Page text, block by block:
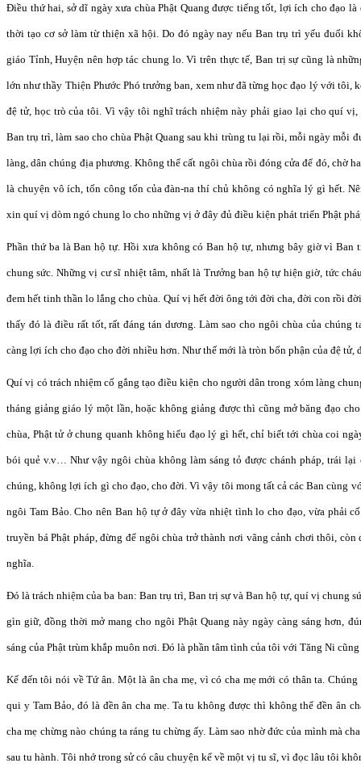
Điều thứ hai, sở dĩ ngày xưa chùa Phật Quang được tiếng tốt, lợi ích cho đạo
thời tạo cơ sở làm từ thiện xã hội. Do đó ngày nay nếu Ban trụ trì yếu đuối
giáo Tỉnh, Huyện nên hợp tác chung lo. Vì trên thực tế, Ban trị sự cũng là
lớn như thầy Thiện Phước Phó trưởng ban, xem như đã từng học đạo lý với tôi,
đệ tử, học trò của tôi. Vì vậy tôi nghĩ trách nhiệm này phải giao lại cho quí
Ban trụ trì, làm sao cho chùa Phật Quang sau khi trùng tu lại rồi, mỗi ngày mỗi
làng, dân chúng địa phương. Không thể cất ngôi chùa rồi đóng cửa để đó, chờ
là chuyện vô ích, tốn công tốn của đàn-na thí chủ không có nghĩa lý gì hết.
xin quí vị dòm ngó chung lo cho những vị ở đây đủ điều kiện phát triển Phật
Phần thứ ba là Ban hộ tự. Hồi xưa không có Ban hộ tự, nhưng bây giờ vì
chung sức. Những vị cư sĩ nhiệt tâm, nhất là Trưởng ban hộ tự hiện giờ, tức
đem hết tinh thần lo lắng cho chùa. Quí vị hết đời ông tới đời cha, đời con rồi
thấy đó là điều rất tốt, rất đáng tán dương. Làm sao cho ngôi chùa của chúng
càng lợi ích cho đạo cho đời nhiều hơn. Như thế mới là tròn bổn phận của đệ tử,
Quí vị có trách nhiệm cố gắng tạo điều kiện cho người dân trong xóm làng
tháng giảng giáo lý một lần, hoặc không giảng được thì cũng mở băng đạo
chùa, Phật tử ở chung quanh không hiểu đạo lý gì hết, chỉ biết tới chùa coi
bói quẻ v.v… Như vậy ngôi chùa không làm sáng tỏ được chánh pháp, trái lại
chúng, không lợi ích gì cho đạo, cho đời. Vì vậy tôi mong tất cả các Ban cùng
ngôi Tam Bảo. Cho nên Ban hộ tự ở đây vừa nhiệt tình lo cho đạo, vừa phải
truyền bá Phật pháp, đừng để ngôi chùa trở thành nơi vãng cảnh chơi thôi,
nghĩa.
Đó là trách nhiệm của ba ban: Ban trụ trì, Ban trị sự và Ban hộ tự, quí vị chung
gìn giữ, đồng thời mở mang cho ngôi Phật Quang này ngày càng sáng hơn,
sáng của Phật trùm khắp muôn nơi. Đó là phần tâm tình của tôi với Tăng Ni
Kế đến tôi nói về Tứ ân. Một là ân cha mẹ, vì có cha mẹ mới có thân ta.
qui y Tam Bảo, đó là đền ân cha mẹ. Ta tu không được thì không thể đền ân
cha mẹ chừng nào chúng ta ráng tu chừng ấy. Làm sao nhờ đức của mình mà
sau tu hành. Tôi nhớ trong sử có câu chuyện kể về một vị tu sĩ, vì đọc lâu tôi